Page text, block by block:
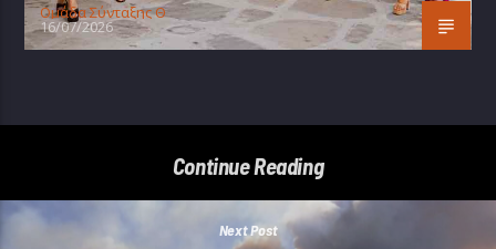
Oμάδα Σύνταξης Θ
16/07/2026
Continue Reading
Next Post